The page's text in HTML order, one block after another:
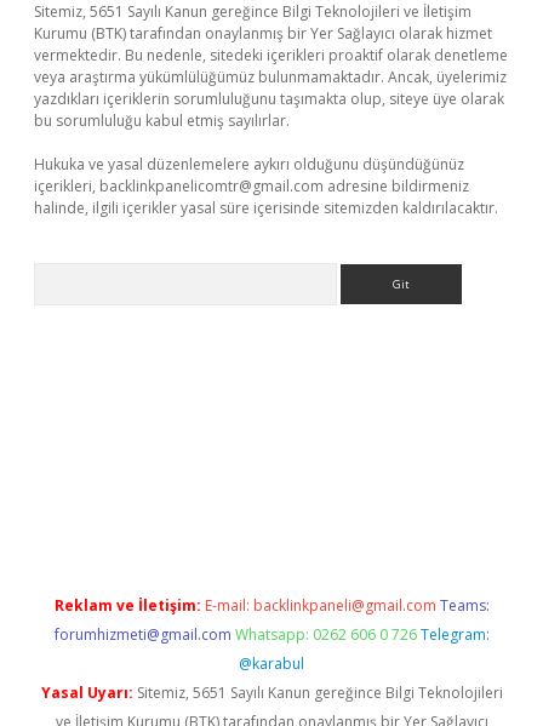
Sitemiz, 5651 Sayılı Kanun gereğince Bilgi Teknolojileri ve İletişim
Kurumu (BTK) tarafından onaylanmış bir Yer Sağlayıcı olarak hizmet
vermektedir. Bu nedenle, sitedeki içerikleri proaktif olarak denetleme
veya araştırma yükümlülüğümüz bulunmamaktadır. Ancak, üyelerimiz
yazdıkları içeriklerin sorumluluğunu taşımakta olup, siteye üye olarak
bu sorumluluğu kabul etmiş sayılırlar.
Hukuka ve yasal düzenlemelere aykırı olduğunu düşündüğünüz
içerikleri, backlinkpanelicomtr@gmail.com adresine bildirmeniz
halinde, ilgili içerikler yasal süre içerisinde sitemizden kaldırılacaktır.
Reklam ve İletişim: E-mail: backlinkpaneli@gmail.com Teams:
forumhizmeti@gmail.com Whatsapp: 0262 606 0 726 Telegram:
@karabul
Yasal Uyarı: Sitemiz, 5651 Sayılı Kanun gereğince Bilgi Teknolojileri
ve İletişim Kurumu (BTK) tarafından onaylanmış bir Yer Sağlayıcı